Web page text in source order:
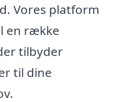
Vores platform
en række
tilbyder
til dine